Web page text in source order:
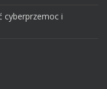
cyberprzemoc i